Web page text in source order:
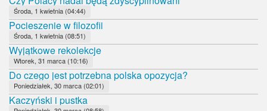
Środa, 1 kwietnia (04:44)
Pocieszenie w filozofii
Środa, 1 kwietnia (08:51)
Wyjątkowe rekolekcje
Wtorek, 31 marca (10:16)
Do czego jest potrzebna polska opozycja?
Poniedziałek, 30 marca (02:01)
Kaczyński i pustka